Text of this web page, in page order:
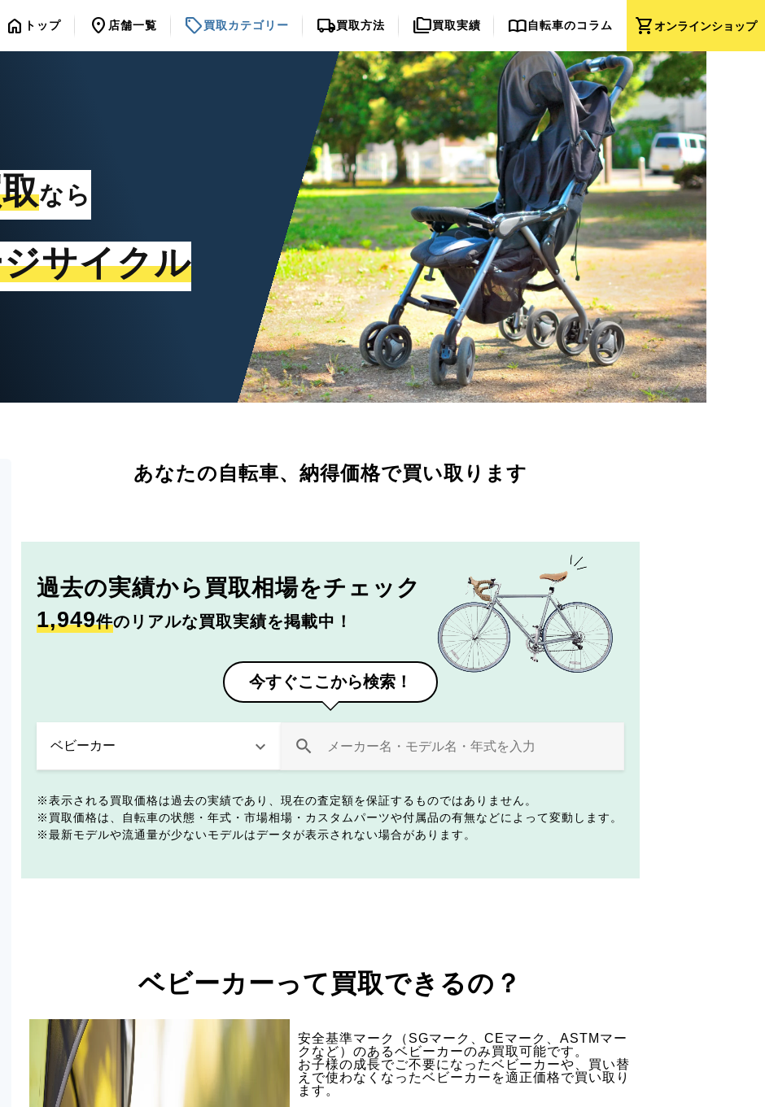
shopping_cartオンラインショップ
home トップ location_on 店舗一覧 sell買取カテゴリー local_shipping買取方法 folder_copy買取実績 import_contacts自転車のコラム
なら
サイクル
あなたの自転車、 納得価格で買い取ります
過去の実績から 買取相場をチェック
1,949件のリアルな買取実績を掲載中！
今すぐここから検索！
表示される買取価格は過去の実績であり、現在の査定額を保証するものではありません。
買取価格は、自転車の状態・年式・市場相場・カスタムパーツや付属品の有無などによって変動します。
最新モデルや流通量が少ないモデルはデータが表示されない場合があります。
ベビーカーって買取できるの？
安全基準マーク（SGマーク、CEマーク、ASTMマー
クなど）のあるベビーカーのみ買取可能です。
お子様の成長でご不要になったベビーカーや、買い替
えで使わなくなったベビーカーを適正価格で買い取り
ます。